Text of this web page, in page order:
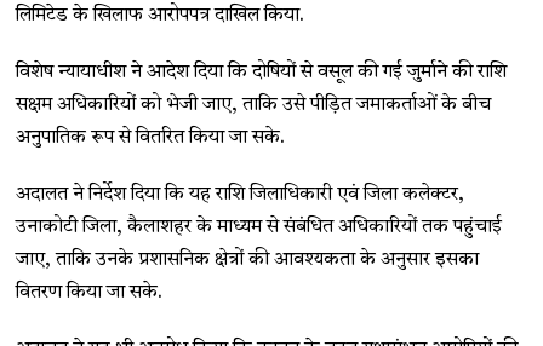
लिमिटेड के खिलाफ आरोपपत्र दाखिल किया.
विशेष न्यायाधीश ने आदेश दिया कि दोषियों से वसूल की गई जुर्माने की राशि
सक्षम अधिकारियों को भेजी जाए, ताकि उसे पीड़ित जमाकर्ताओं के बीच
अनुपातिक रूप से वितरित किया जा सके.
अदालत ने निर्देश दिया कि यह राशि जिलाधिकारी एवं जिला कलेक्टर,
उनाकोटी जिला, कैलाशहर के माध्यम से संबंधित अधिकारियों तक पहुंचाई
जाए, ताकि उनके प्रशासनिक क्षेत्रों की आवश्यकता के अनुसार इसका
वितरण किया जा सके.